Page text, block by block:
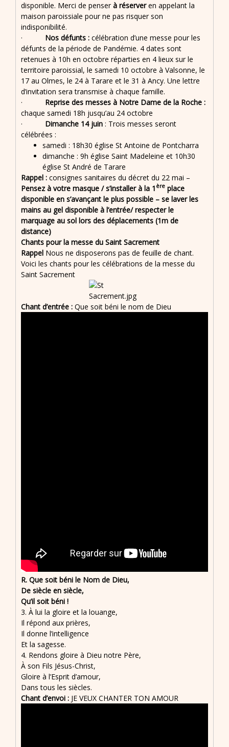
disponible. Merci de penserà réserveren appelant la
maison paroissiale pour ne pas risquer son
indisponibilité.
· Nos défunts : célébration d’une messe pour les
défunts de la période de Pandémie. 4 dates sont
retenues à 10h en octobre réparties en 4 lieux sur le
territoire paroissial, le samedi 10 octobre à Valsonne, le
17 au Olmes, le 24 à Tarare et le 31 à Ancy. Une lettre
d’invitation sera transmise à chaque famille.
· Reprise des messes à Notre Dame de la Roche :
chaque samedi 18h jusqu’au 24 octobre
· Dimanche 14 juin : Trois messes seront
célébrées :
samedi : 18h30 église St Antoine de Pontcharra
dimanche : 9h église Saint Madeleine et 10h30
église St André de Tarare
Rappel : consignes sanitaires du décret du 22 mai –
Pensez à votre masque / s’installer à la 1 ère place
disponible en s’avançant le plus possible – se laver les
mains au gel disponible à l’entrée/ respecter le
marquage au sol lors des déplacements (1m de
distance)
Chants pour la messe du Saint Sacrement
Rappel Nous ne disposerons pas de feuille de chant.
Voici les chants pour les célébrations de la messe du
Saint Sacrement
Chant d’entrée : Que soit béni le nom de Dieu
R. Que soit béni le Nom de Dieu,
De siècle en siècle,
Qu’il soit béni !
3. À lui la gloire et la louange,
Il répond aux prières,
Il donne l’intelligence
Et la sagesse.
4. Rendons gloire à Dieu notre Père,
À son Fils Jésus-Christ,
Gloire à l’Esprit d’amour,
Dans tous les siècles.
Chant d’envoi : JE VEUX CHANTER TON AMOUR